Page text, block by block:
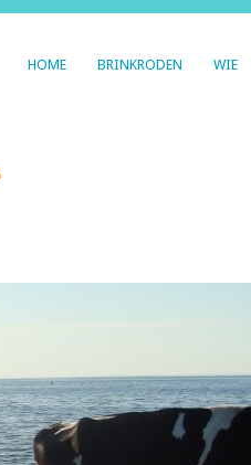
HOME BRINKRODEN WIE